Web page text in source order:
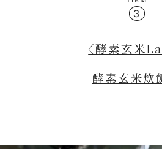
3
〈酵素玄米
酵素玄米炊